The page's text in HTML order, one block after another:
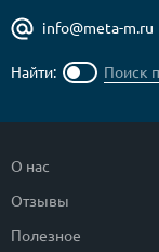
info@meta-m.ru
Найти:
О нас
Отзывы
Полезное